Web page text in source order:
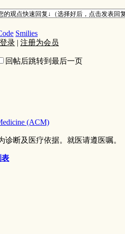
Smilies
登录 | 注册为会员
回帖后跳转到最后一页
(ACM)
诊断及医疗依据。就医请遵医嘱。
表